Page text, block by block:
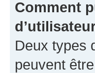
Comment
Deux types
peuvent